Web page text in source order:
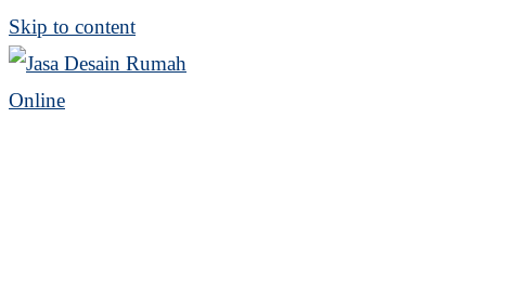
Skip to content